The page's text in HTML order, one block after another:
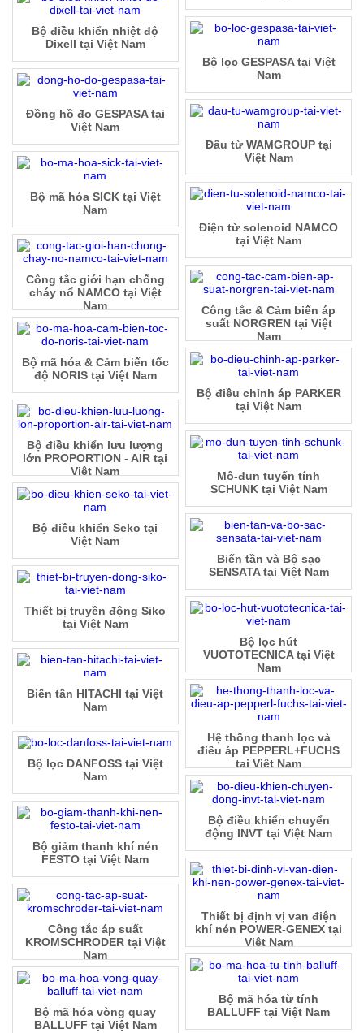
Bộ điều khiển nhiệt độ
Dixell tại Việt Nam
Bộ lọc GESPASA tại Việt
Nam
Đồng hồ đo GESPASA tại
Việt Nam
Đầu từ WAMGROUP tại
Việt Nam
Bộ mã hóa SICK tại Việt
Nam
Điện từ solenoid NAMCO
tại Việt Nam
Công tắc giới hạn chống
cháy nổ NAMCO tại Việt
Nam
Công tắc & Cảm biến áp
suất NORGREN tại Việt
Nam
Bộ mã hóa & Cảm biến tốc
độ NORIS tại Việt Nam
Bộ điều chỉnh áp PARKER
tại Việt Nam
Bộ điều khiển lưu lượng
lớn PROPORTION - AIR tại
Việt Nam
Mô-đun tuyến tính
SCHUNK tại Việt Nam
Bộ điều khiển Seko tại
Việt Nam
Biến tần và Bộ sạc
SENSATA tại Việt Nam
Thiết bị truyền động Siko
tại Việt Nam
Bộ lọc hút
VUOTOTECNICA tại Việt
Nam
Biến tần HITACHI tại Việt
Nam
Hệ thống thanh lọc và
điều áp PEPPERL+FUCHS
tại Việt Nam
Bộ lọc DANFOSS tại Việt
Nam
Bộ điều khiển chuyển
động INVT tại Việt Nam
Bộ giảm thanh khí nén
FESTO tại Việt Nam
Thiết bị định vị van điện
khí nén POWER-GENEX tại
Việt Nam
Công tắc áp suất
KROMSCHRODER tại Việt
Nam
Bộ mã hóa từ tính
BALLUFF tại Việt Nam
Bộ mã hóa vòng quay
BALLUFF tại Việt Nam